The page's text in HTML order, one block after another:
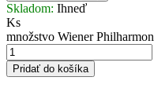
Skladom: Ihneď
Ks
množstvo Wiener
Pridať do košíka